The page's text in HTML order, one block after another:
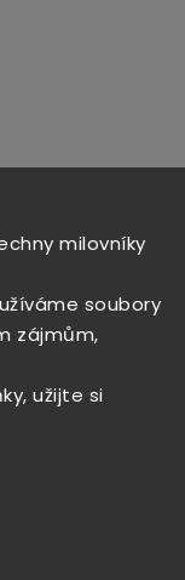
milovníky
soubory
zájmům,
užijte si